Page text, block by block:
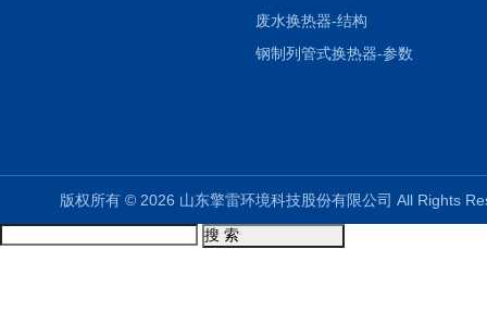
废水换热器-结构
钢制列管式换热器-参数
版权所有 © 2026 山东擎雷环境科技股份有限公司 All